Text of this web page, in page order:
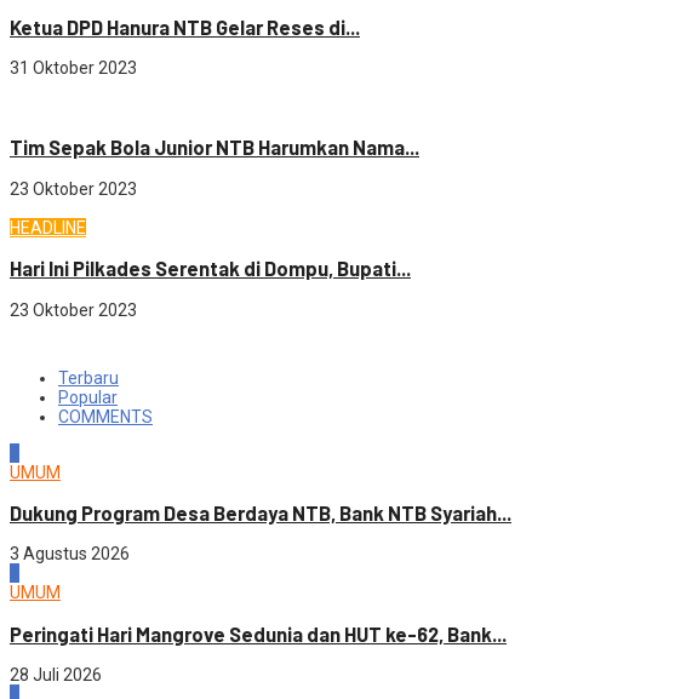
Ketua DPD Hanura NTB Gelar Reses di...
31 Oktober 2023
Tim Sepak Bola Junior NTB Harumkan Nama...
23 Oktober 2023
HEADLINE
Hari Ini Pilkades Serentak di Dompu, Bupati...
23 Oktober 2023
Terbaru
Popular
COMMENTS
UMUM
Dukung Program Desa Berdaya NTB, Bank NTB Syariah...
3 Agustus 2026
UMUM
Peringati Hari Mangrove Sedunia dan HUT ke-62, Bank...
28 Juli 2026